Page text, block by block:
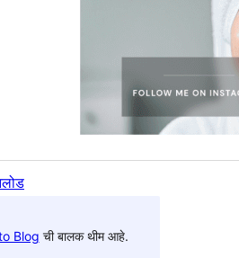
Blog ची बालक थीम आहे.